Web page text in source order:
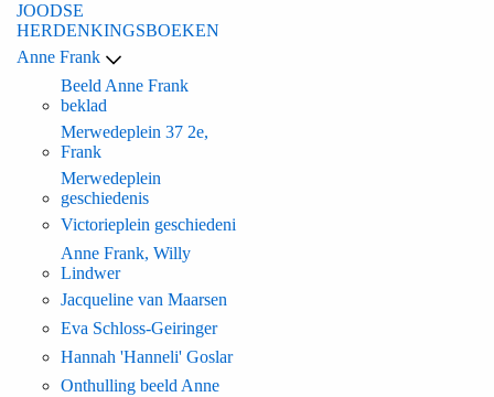
JOODSE
HERDENKINGSBOEKEN
Anne Frank
Beeld Anne Frank
beklad
Merwedeplein 37 2e,
Frank
Merwedeplein
geschiedenis
Victorieplein geschiedeni
Anne Frank, Willy
Lindwer
Jacqueline van Maarsen
Eva Schloss-Geiringer
Hannah 'Hanneli' Goslar
Onthulling beeld Anne